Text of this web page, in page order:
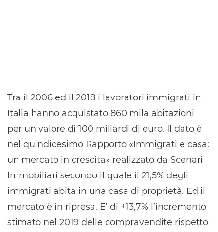
Tra il 2006 ed il 2018 i lavoratori immigrati in
Italia hanno acquistato 860 mila abitazioni
per un valore di 100 miliardi di euro. Il dato è
nel quindicesimo Rapporto «Immigrati e casa:
un mercato in crescita» realizzato da Scenari
Immobiliari secondo il quale il 21,5% degli
immigrati abita in una casa di proprietà. Ed il
mercato è in ripresa. E’ di +13,7% l’incremento
stimato nel 2019 delle compravendite rispetto